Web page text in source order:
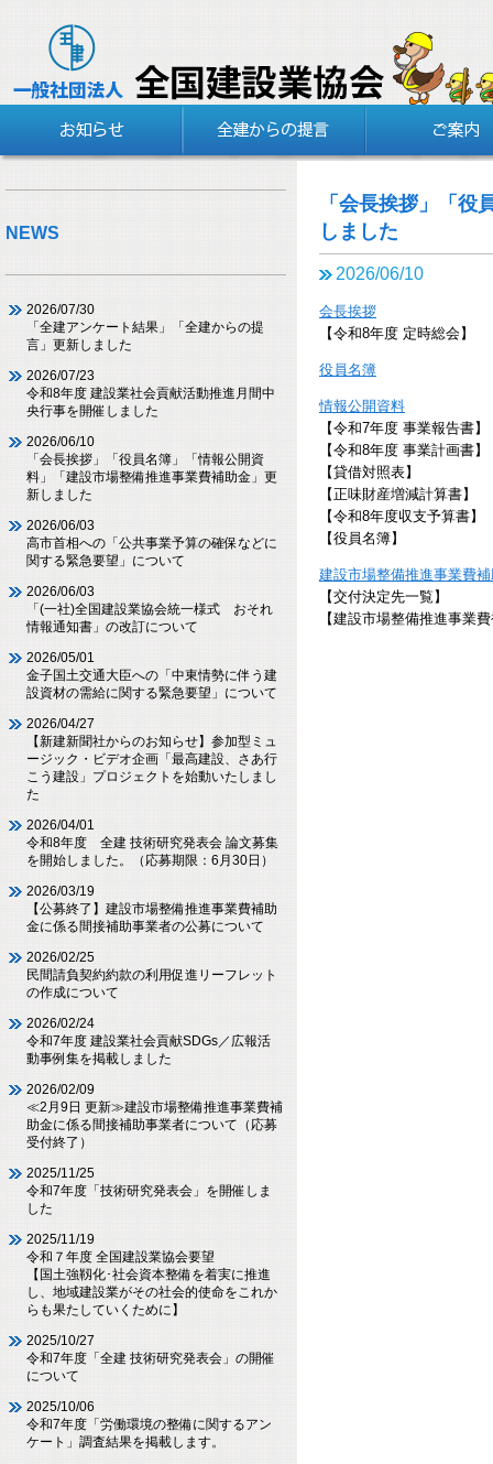
「会長挨拶」「
しました
2026/06/10
会長挨拶
【令和8年度 定時総会】
役員名簿
情報公開資料
【令和7年度 事業報告書】
【令和8年度 事業計画書】
【貸借対照表】
【正味財産増減計算書】
【令和8年度収支予算書】
【役員名簿】
建設市場整備推進事業費
【交付決定先一覧】
【建設市場整備推進事業
NEWS
2026/07/30
「全建アンケート結果」「全建からの提
言」更新しました
2026/07/23
令和8年度 建設業社会貢献活動推進月間中
央行事を開催しました
2026/06/10
「会長挨拶」「役員名簿」「情報公開資
料」「建設市場整備推進事業費補助金」更
新しました
2026/06/03
高市首相への「公共事業予算の確保などに
関する緊急要望」について
2026/06/03
「(一社)全国建設業協会統一様式 おそれ
情報通知書」の改訂について
2026/05/01
金子国土交通大臣への「中東情勢に伴う建
設資材の需給に関する緊急要望」について
2026/04/27
【新建新聞社からのお知らせ】参加型ミュ
ージック・ビデオ企画「最高建設、さあ行
こう建設」プロジェクトを始動いたしまし
た
2026/04/01
令和8年度 全建 技術研究発表会 論文募集
を開始しました。（応募期限：6月30日）
2026/03/19
【公募終了】建設市場整備推進事業費補助
金に係る間接補助事業者の公募について
2026/02/25
民間請負契約約款の利用促進リーフレット
の作成について
2026/02/24
令和7年度 建設業社会貢献SDGs／広報活
動事例集を掲載しました
2026/02/09
≪2月9日 更新≫建設市場整備推進事業費補
助金に係る間接補助事業者について（応募
受付終了）
2025/11/25
令和7年度「技術研究発表会」を開催しま
した
2025/11/19
令和７年度 全国建設業協会要望
【国土強靱化･社会資本整備を着実に推進
し、地域建設業がその社会的使命をこれか
らも果たしていくために】
2025/10/27
令和7年度「全建 技術研究発表会」の開催
について
2025/10/06
令和7年度「労働環境の整備に関するアン
ケート」調査結果を掲載します。